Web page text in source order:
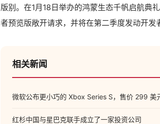
版别。在1月18日举办的鸿蒙生态千帆启航典
者预览版敞开请求，并将在第二季度发动开发
相关新闻
微软公布更小巧的 Xbox Series S，售价 299 美
红杉中国与星巴克联手成立了一家投资公司